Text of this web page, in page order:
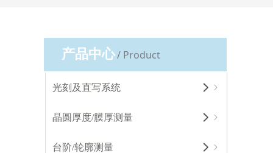
产品中心/ Product
ꁇ
光刻及直写系统
ꁇ
晶圆厚度/膜厚测量
ꁇ
台阶/轮廓测量